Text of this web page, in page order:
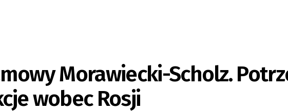
Morawiecki-Scholz.
wobec Rosji